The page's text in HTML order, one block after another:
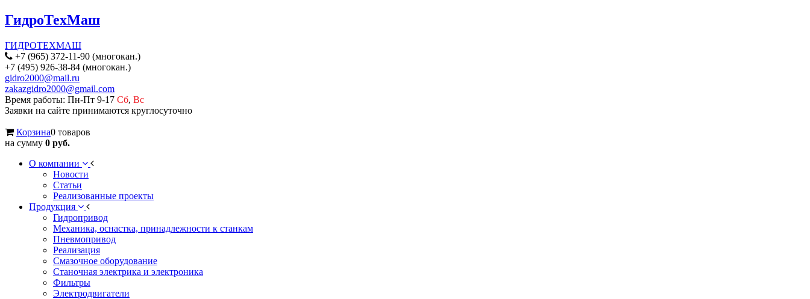
ГидроТехМаш
ГИДРОТЕХМАШ
+7 (965) 372-11-90 (многокан.)
+7 (495) 926-38-84 (многокан.)
gidro2000@mail.ru
zakazgidro2000@gmail.com
Время работы: Пн-Пт 9-17 Сб, Вс
Заявки на сайте принимаются круглосуточно
Корзина0 товаров
на сумму 0 руб.
О компании
Новости
Статьи
Реализованные проекты
Продукция
Гидропривод
Механика, оснастка, принадлежности к станкам
Пневмопривод
Реализация
Смазочное оборудование
Станочная электрика и электроника
Фильтры
Электродвигатели